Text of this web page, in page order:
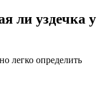
ли уздечка у
легко определить